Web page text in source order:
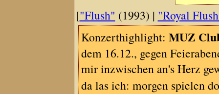
["Flush" (1993) | "Royal
Konzerthighlight: MUZ
dem 16.12., gegen
mir inzwischen an's Herz
da las ich: morgen spielen